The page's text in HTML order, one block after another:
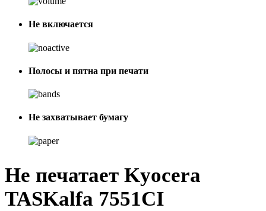
Не включается
Полосы и пятна при печати
Не захватывает бумагу
Не печатает Kyocera
TASKalfa 7551CI